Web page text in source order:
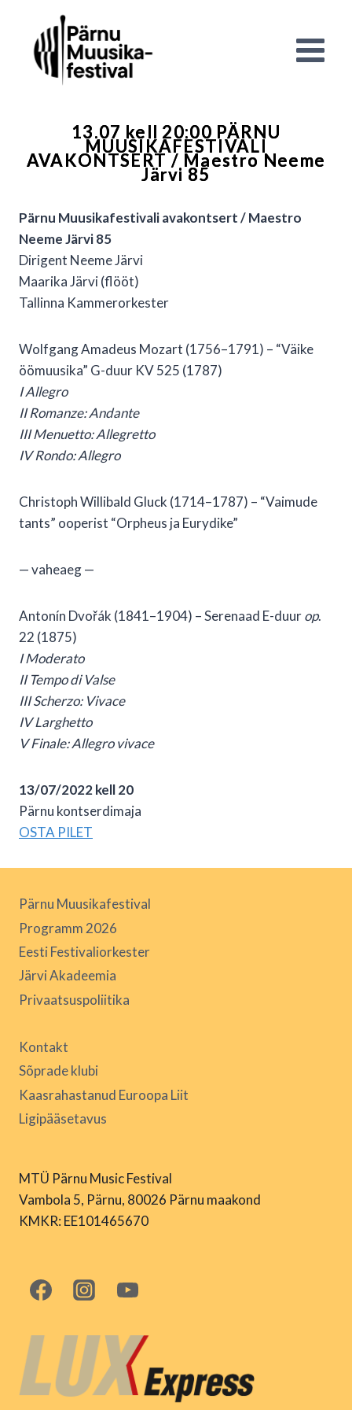
content
13.07 kell 20:00 PÄRNU
MUUSIKAFESTIVALI
AVAKONTSERT / Maestro Neeme
Järvi 85
Pärnu Muusikafestivali avakontsert / Maestro
Neeme Järvi 85
Dirigent Neeme Järvi
Maarika Järvi (flööt)
Tallinna Kammerorkester
Wolfgang Amadeus Mozart (1756–1791) – “Väike
öömuusika” G-duur KV 525 (1787)
I Allegro
II Romanze: Andante
III Menuetto: Allegretto
IV Rondo: Allegro
Christoph Willibald Gluck (1714–1787) – “Vaimude
tants” ooperist “Orpheus ja Eurydike”
— vaheaeg —
Antonín Dvořák (1841–1904) – Serenaad E-duurop.
22 (1875)
I Moderato
II Tempo di Valse
III Scherzo: Vivace
IV Larghetto
V Finale: Allegro vivace
13/07/2022 kell 20
Pärnu kontserdimaja
OSTA PILET
Pärnu Muusikafestival
Programm 2026
Eesti Festivaliorkester
Järvi Akadeemia
Privaatsuspoliitika
Kontakt
Sõprade klubi
Kaasrahastanud Euroopa Liit
Ligipääsetavus
MTÜ Pärnu Music Festival
Vambola 5, Pärnu, 80026 Pärnu maakond
KMKR: EE101465670